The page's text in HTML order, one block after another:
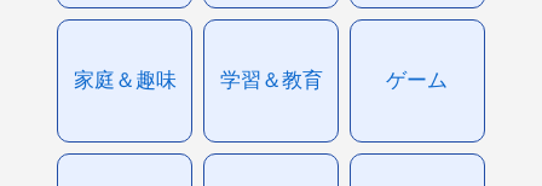
家庭＆趣味 学習＆教育 ゲーム